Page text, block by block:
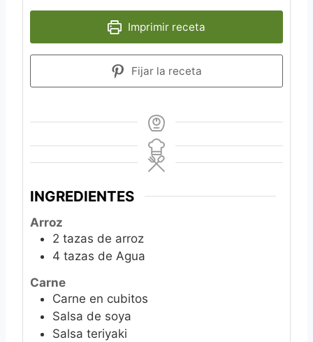
Imprimir receta
Fijar la receta
INGREDIENTES
Arroz
2 tazas de arroz
4 tazas de Agua
Carne
Carne en cubitos
Salsa de soya
Salsa teriyaki